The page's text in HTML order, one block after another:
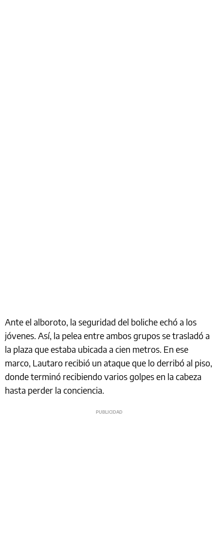
Ante el alboroto, la seguridad del boliche echó a los
jóvenes. Así, la pelea entre ambos grupos se trasladó a
la plaza que estaba ubicada a cien metros. En ese
marco, Lautaro recibió un ataque que lo derribó al piso,
donde terminó recibiendo varios golpes en la cabeza
hasta perder la conciencia.